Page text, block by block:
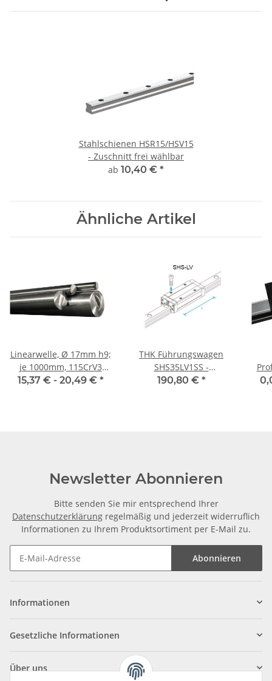
Stahlschienen HSR15/HSV15
- Zuschnitt frei wählbar
ab 10,40 € *
Ähnliche Artikel
Linearwelle, Ø 17mm h9;
je 1000mm, 115CrV3
geschliffen und poliert
15,37 € - 20,49 € *
THK Führungswagen
SHS35LV1SS -
Stahlschlitten
190,80 € *
Newsletter Abonnieren
Bitte senden Sie mir entsprechend Ihrer
Datenschutzerklärung regelmäßig und jederzeit widerruflich
Informationen zu Ihrem Produktsortiment per E-Mail zu.
Abonnieren
Informationen
Gesetzliche Informationen
Über uns